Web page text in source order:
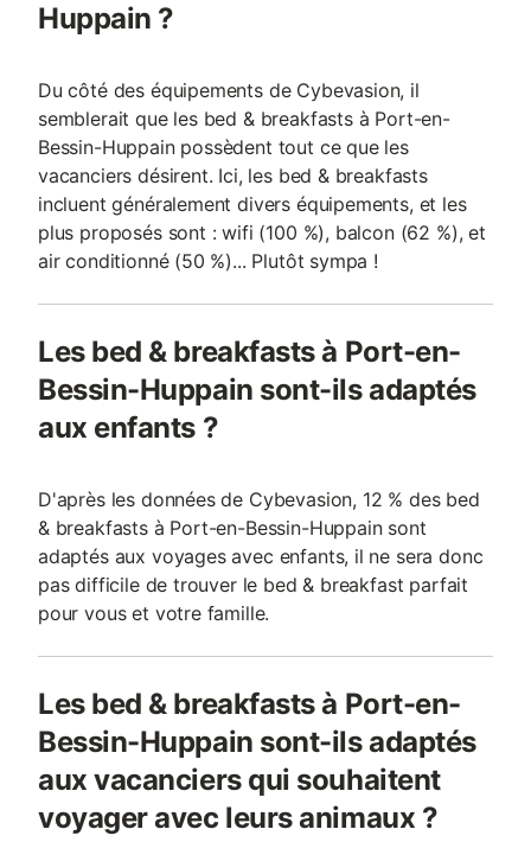
Huppain ?
Du côté des équipements de Cybevasion, il
semblerait que les bed & breakfasts à Port-en-
Bessin-Huppain possèdent tout ce que les
vacanciers désirent. Ici, les bed & breakfasts
incluent généralement divers équipements, et les
plus proposés sont : wifi (100 %), balcon (62 %), et
air conditionné (50 %)... Plutôt sympa !
Les bed & breakfasts à Port-en-
Bessin-Huppain sont-ils adaptés
aux enfants ?
D'après les données de Cybevasion, 12 % des bed
& breakfasts à Port-en-Bessin-Huppain sont
adaptés aux voyages avec enfants, il ne sera donc
pas difficile de trouver le bed & breakfast parfait
pour vous et votre famille.
Les bed & breakfasts à Port-en-
Bessin-Huppain sont-ils adaptés
aux vacanciers qui souhaitent
voyager avec leurs animaux ?